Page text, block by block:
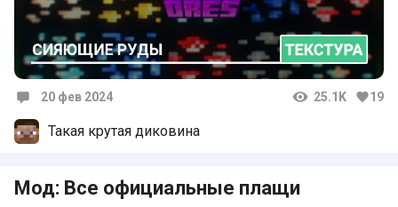
20 фев 2024 25.1K 19
Такая крутая диковина
Мод: Все официальные плащи